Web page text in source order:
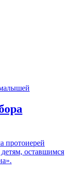
протоиерей
оставшимся